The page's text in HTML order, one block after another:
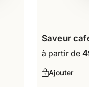
Saveur café
à partir de
Ajouter